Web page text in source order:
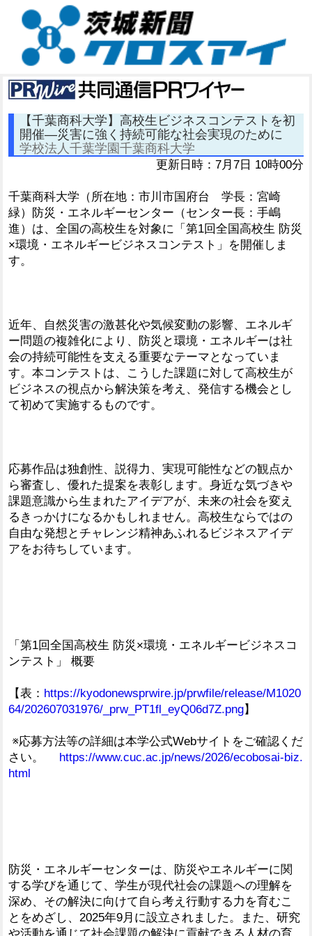
【千葉商科大学】高校生ビジネスコンテストを初
開催―災害に強く持続可能な社会実現のために
学校法人千葉学園千葉商科大学
更新日時：7月7日 10時00分
千葉商科大学（所在地：市川市国府台 学長：宮崎
緑）防災・エネルギーセンター（センター長：手嶋
進）は、全国の高校生を対象に「第1回全国高校生 防災
×環境・エネルギービジネスコンテスト」を開催しま
す。
近年、自然災害の激甚化や気候変動の影響、エネルギ
ー問題の複雑化により、防災と環境・エネルギーは社
会の持続可能性を支える重要なテーマとなっていま
す。本コンテストは、こうした課題に対して高校生が
ビジネスの視点から解決策を考え、発信する機会とし
て初めて実施するものです。
応募作品は独創性、説得力、実現可能性などの観点か
ら審査し、優れた提案を表彰します。身近な気づきや
課題意識から生まれたアイデアが、未来の社会を変え
るきっかけになるかもしれません。高校生ならではの
自由な発想とチャレンジ精神あふれるビジネスアイデ
アをお待ちしています。
「第1回全国高校生 防災×環境・エネルギービジネスコ
ンテスト」 概要
【表： https://kyodonewsprwire.jp/prwfile/release/M1020
64/202607031976/_prw_PT1fl_eyQ06d7Z.png】
※応募方法等の詳細は本学公式Webサイトをご確認くだ
さい。 https://www.cuc.ac.jp/news/2026/ecobosai-biz.
html
防災・エネルギーセンターは、防災やエネルギーに関
する学びを通じて、学生が現代社会の課題への理解を
深め、その解決に向けて自ら考え行動する力を育むこ
とをめざし、2025年9月に設立されました。また、研究
や活動を通じて社会課題の解決に貢献できる人材の育